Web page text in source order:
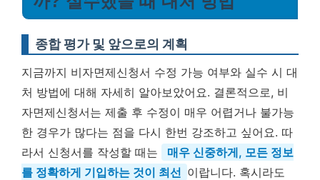
종합 평가 및 앞으로의 계획
지금까지 비자면제신청서 수정 가능 여부와 실수 시 대
처 방법에 대해 자세히 알아보았어요. 결론적으로, 비
자면제신청서는 제출 후 수정이 매우 어렵거나 불가능
한 경우가 많다는 점을 다시 한번 강조하고 싶어요. 따
라서 신청서를 작성할 때는
매우 신중하게, 모든 정보
를 정확하게 기입하는 것이 최선 이랍니다. 혹시라도